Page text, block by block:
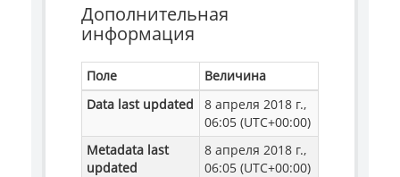
Дополнительная
информация
Поле
Величина
Data last updated
8 апреля 2018 г.,
06:05 (UTC+00:00)
Metadata last
updated
8 апреля 2018 г.,
06:05 (UTC+00:00)